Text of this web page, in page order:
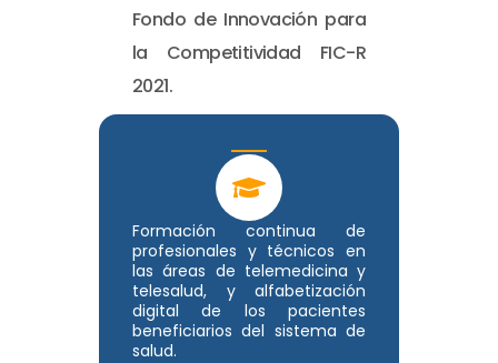
Formación continua de
profesionales y técnicos en
las áreas de telemedicina y
telesalud, y alfabetización
digital de los pacientes
beneficiarios del sistema de
salud.
Fondo de Innovación para
la Competitividad FIC-R
2021.